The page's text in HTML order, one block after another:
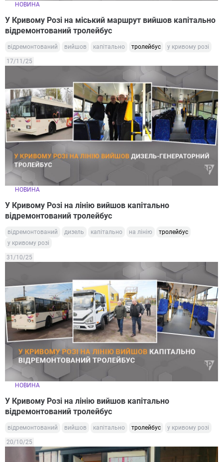
НОВИНА
У Кривому Розі на міський маршрут вийшов капітально
відремонтований тролейбус
відремонтований вийшов капітально тролейбус у кривому розі
17/11/25
НОВИНА
У Кривому Розі на лінію вийшов капітально
відремонтований тролейбус
відремонтований дизель капітально на лінію
тролейбус
у кривому розі
31/10/25
НОВИНА
У Кривому Розі на лінію вийшов капітально
відремонтований тролейбус
відремонтований вийшов капітально тролейбус у кривому розі
20/10/25